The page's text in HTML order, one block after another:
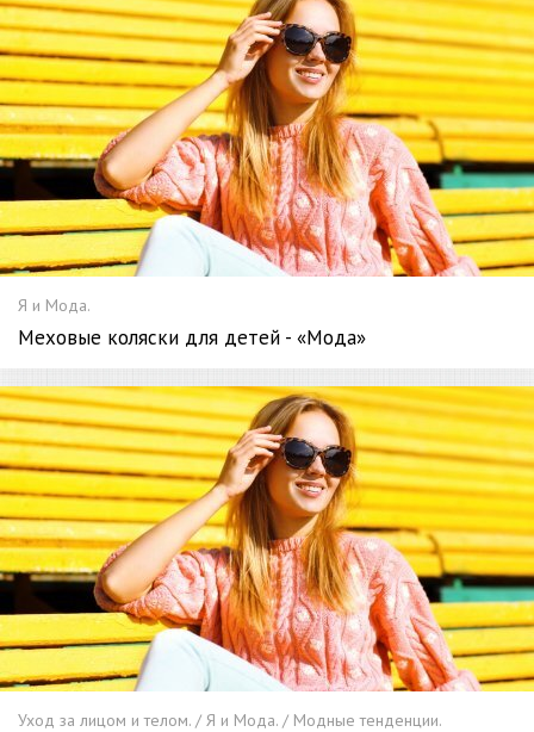
Я и Мода.
Меховые коляски для детей - «Мода»
Уход за лицом и телом. / Я и Мода. / Модные тенденции.